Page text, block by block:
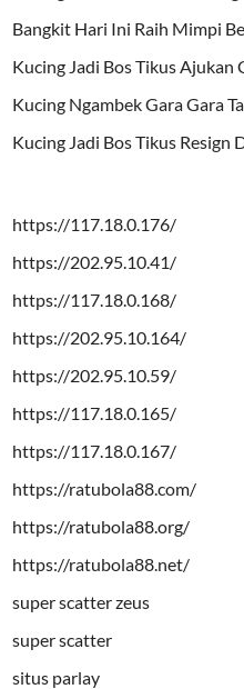
Bangkit Hari Ini Raih Mimpi
Kucing Jadi Bos Tikus Ajukan
Kucing Ngambek Gara Gara
Kucing Jadi Bos Tikus Resign
https://117.18.0.176/
https://202.95.10.41/
https://117.18.0.168/
https://202.95.10.164/
https://202.95.10.59/
https://117.18.0.165/
https://117.18.0.167/
https://ratubola88.com/
https://ratubola88.org/
https://ratubola88.net/
super scatter zeus
super scatter
situs parlay